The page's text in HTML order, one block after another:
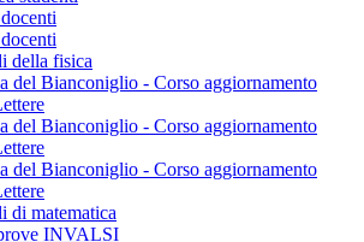
della fisica
del Bianconiglio - Corso aggiornamento
del Bianconiglio - Corso aggiornamento
del Bianconiglio - Corso aggiornamento
di matematica
INVALSI